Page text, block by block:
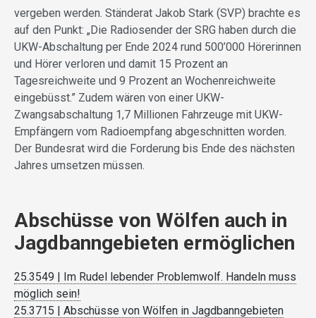
vergeben werden. Ständerat Jakob Stark (SVP) brachte es
auf den Punkt: „Die Radiosender der SRG haben durch die
UKW-Abschaltung per Ende 2024 rund 500’000 Hörerinnen
und Hörer verloren und damit 15 Prozent an
Tagesreichweite und 9 Prozent an Wochenreichweite
eingebüsst.” Zudem wären von einer UKW-
Zwangsabschaltung 1,7 Millionen Fahrzeuge mit UKW-
Empfängern vom Radioempfang abgeschnitten worden.
Der Bundesrat wird die Forderung bis Ende des nächsten
Jahres umsetzen müssen.
Abschüsse von Wölfen auch in
Jagdbanngebieten ermöglichen
25.3549 | Im Rudel lebender Problemwolf. Handeln muss
möglich sein!
25.3715 | Abschüsse von Wölfen in Jagdbanngebieten